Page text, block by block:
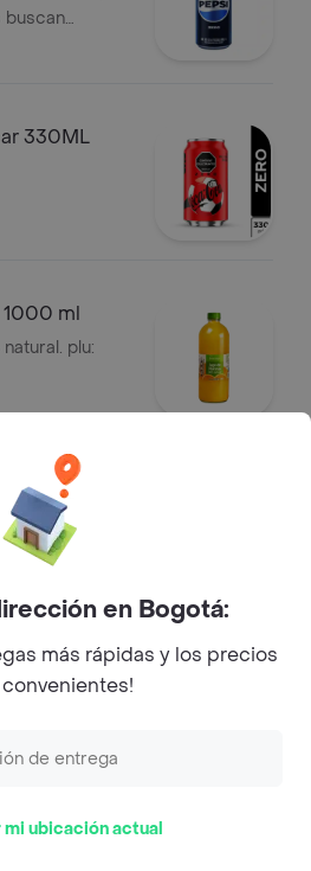
buscan
de Pepsi
cualquier
mejor bien
330ML
1000 ml
plu:
1000 ml
natural. plu:
gas (1100 ml)
en Bogotá:
más rápidas y los precios
mi ubicación actual